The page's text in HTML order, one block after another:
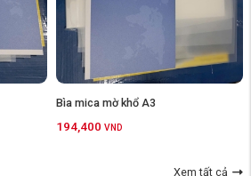
Bìa mica mờ khổ A3
194,400 VND
Xem tất cả